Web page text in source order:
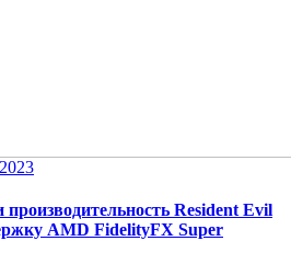
Resident Evil
AMD FidelityFX Super